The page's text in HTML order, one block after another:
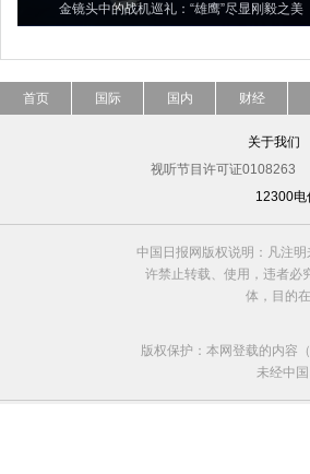
金镜头中的战机巡礼：“雄鹰”尽显刚毅之美
首页 国际 国内 财经
关于我们
视听节目许可证0108263
12300电
中国日报网版权说明：凡注
许禁止转载、使用，违者必
体，目的
版权保护：本网登载的内容
未经中